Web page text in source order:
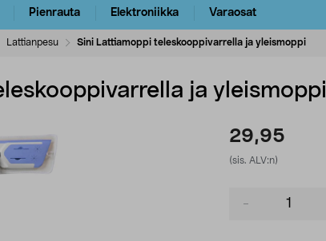
Pienrauta Elektroniikka Varaosat
Lattianpesu Sini Lattiamoppi teleskooppivarrella ja yleismoppi
ja yleismoppi
29,95
(sis. ALV:n)